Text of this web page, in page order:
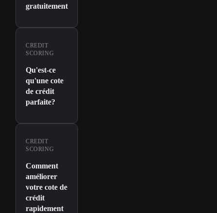
gratuitement
CREDIT
SCORING
Qu'est-ce
qu'une cote
de crédit
parfaite?
CREDIT
SCORING
Comment
améliorer
votre cote de
crédit
rapidement